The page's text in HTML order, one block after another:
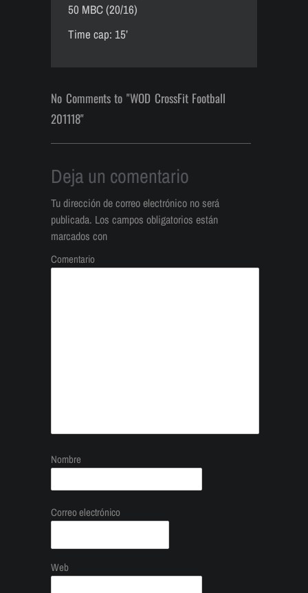
50 MBC (20/16)
Time cap: 15’
No Comments to "WOD CrossFit Football
201118"
Deja un comentario
Tu dirección de correo electrónico no será
publicada. Los campos obligatorios están
marcados con
Comentario
Nombre
Correo electrónico
Web